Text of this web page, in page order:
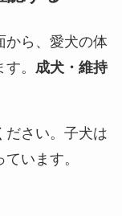
から、愛犬の体
。 成犬・維持
ださい。子犬は
います。